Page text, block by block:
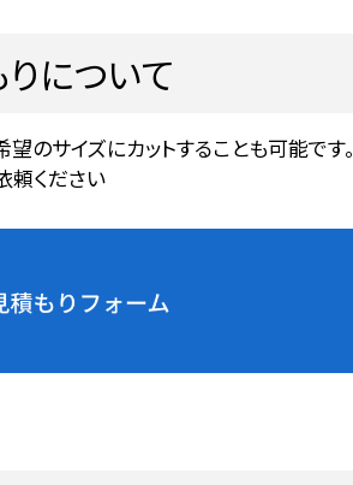
について
望のサイズにカットすることも可能です。
頼ください